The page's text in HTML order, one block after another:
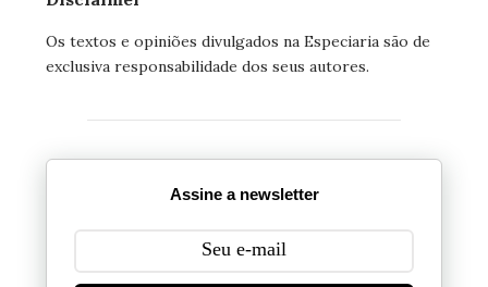
Os textos e opiniões divulgados na Especiaria são de
exclusiva responsabilidade dos seus autores.
Assine a newsletter